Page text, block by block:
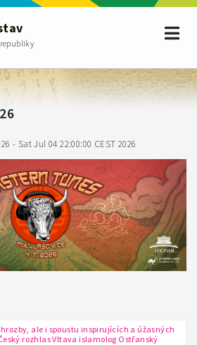
ale i spoustu inspirujících a úžasných
rozhlas Vltava islamolog Ostřanský
- Sat Jul 04 22:00:00 CEST 2026